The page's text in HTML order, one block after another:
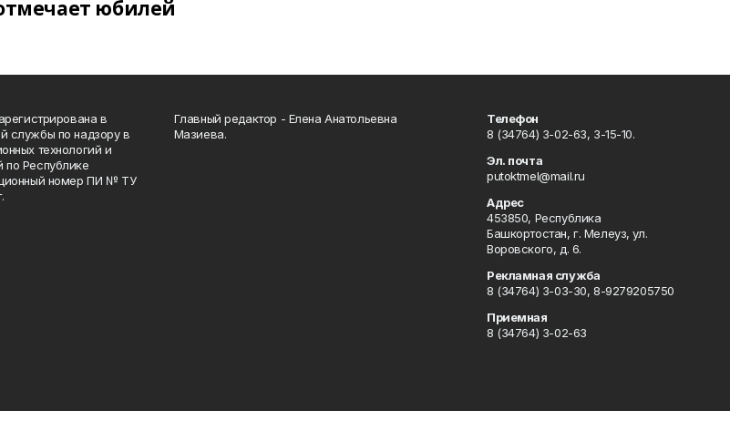
юбилей
в
службы по надзору в
технологий и
Республике
номер ПИ № ТУ
Главный редактор - Елена Анатольевна
Мазиева.
Телефон
8 (34764) 3-02-63, 3-15-10.
Эл. почта
putoktmel@mail.ru
Адрес
453850, Республика
Башкортостан, г. Мелеуз, ул.
Воровского, д. 6.
Рекламная служба
8 (34764) 3-03-30, 8-9279205750
Приемная
8 (34764) 3-02-63